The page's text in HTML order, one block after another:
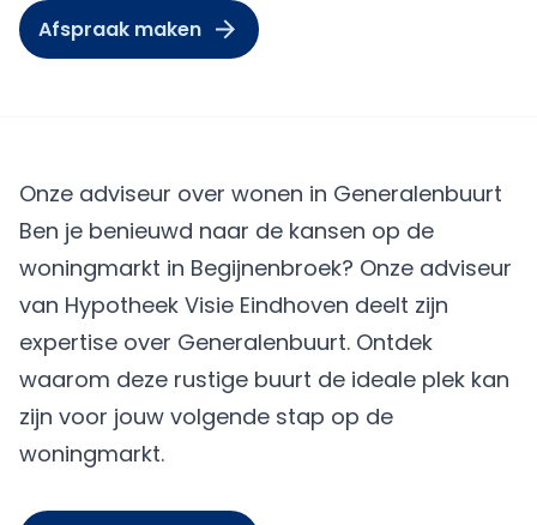
Afspraak maken
Onze adviseur over wonen in Generalenbuurt
Ben je benieuwd naar de kansen op de
woningmarkt in Begijnenbroek? Onze adviseur
van Hypotheek Visie Eindhoven deelt zijn
expertise over Generalenbuurt. Ontdek
waarom deze rustige buurt de ideale plek kan
zijn voor jouw volgende stap op de
woningmarkt.